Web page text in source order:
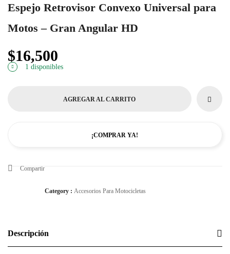
Espejo Retrovisor Convexo Universal para
Motos – Gran Angular HD
$16,500
1 disponibles
AGREGAR AL CARRITO
¡COMPRAR YA!
Compartir
Category : Accesorios Para Motocicletas
Descripción